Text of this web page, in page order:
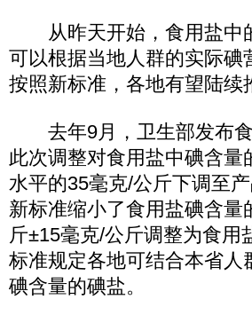
从昨天开始，食用盐中的
可以根据当地人群的实际
按照新标准，各地有望陆
去年9月，卫生部发布食
此次调整对食用盐中碘含
水平的35毫克/公斤下调至
新标准缩小了食用盐碘含
斤±15毫克/公斤调整为食
标准规定各地可结合本省
碘含量的碘盐。